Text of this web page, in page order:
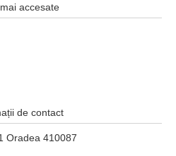
accesate
de contact
Oradea 410087